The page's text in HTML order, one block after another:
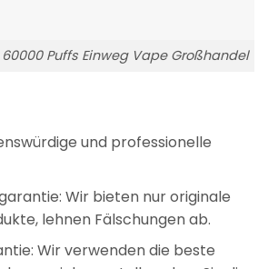
Puffs Einweg Vape Großhandel
und professionelle
Wir bieten nur originale
lehnen Fälschungen ab.
Wir verwenden die beste